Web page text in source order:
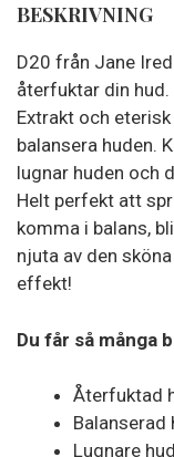
BESKRIVNING
D20 från Jane
återfuktar din hud.
Extrakt och
balansera huden.
lugnar huden och
Helt perfekt att
komma i balans,
njuta av den
effekt!
Du får så många
Återfuktad
Balanserad
Lugnare